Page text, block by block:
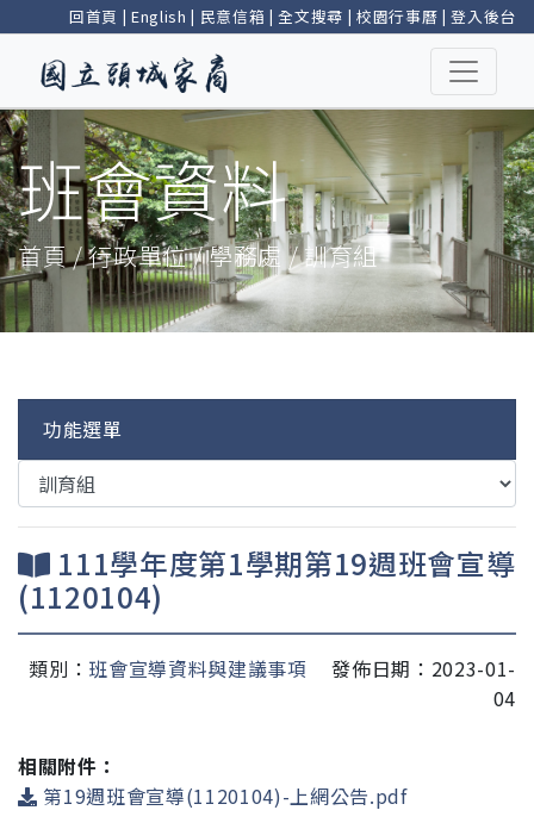
回首頁 | English | 民意信箱 |全文搜尋 | 校園行事曆 |登入後台
班會資料
首頁 / 行政單位 / 學務處 / 訓育組
功能選單
111學年度第1學期第19週班會宣導
(1120104)
類別： 班會宣導資料與建議事項
發佈日期：2023-01-
04
相關附件：
第19週班會宣導(1120104)-上網公告.pdf